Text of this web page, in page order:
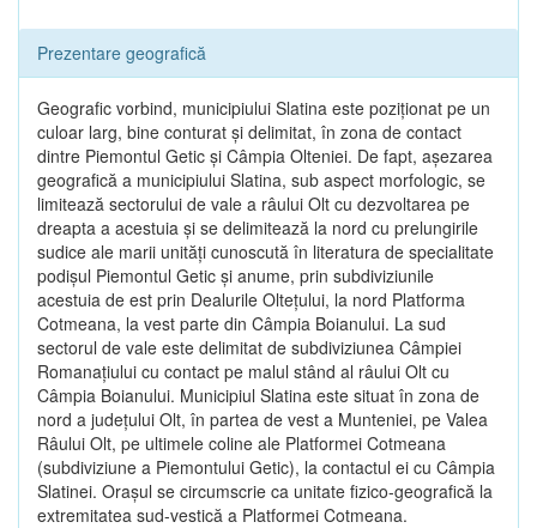
Prezentare geografică
Geografic vorbind, municipiului Slatina este poziţionat pe un
culoar larg, bine conturat şi delimitat, în zona de contact
dintre Piemontul Getic şi Câmpia Olteniei. De fapt, aşezarea
geografică a municipiului Slatina, sub aspect morfologic, se
limitează sectorului de vale a râului Olt cu dezvoltarea pe
dreapta a acestuia şi se delimitează la nord cu prelungirile
sudice ale marii unităţi cunoscută în literatura de specialitate
podişul Piemontul Getic şi anume, prin subdiviziunile
acestuia de est prin Dealurile Olteţului, la nord Platforma
Cotmeana, la vest parte din Câmpia Boianului. La sud
sectorul de vale este delimitat de subdiviziunea Câmpiei
Romanaţiului cu contact pe malul stând al râului Olt cu
Câmpia Boianului. Municipiul Slatina este situat în zona de
nord a judeţului Olt, în partea de vest a Munteniei, pe Valea
Râului Olt, pe ultimele coline ale Platformei Cotmeana
(subdiviziune a Piemontului Getic), la contactul ei cu Câmpia
Slatinei. Oraşul se circumscrie ca unitate fizico-geografică la
extremitatea sud-vestică a Platformei Cotmeana.